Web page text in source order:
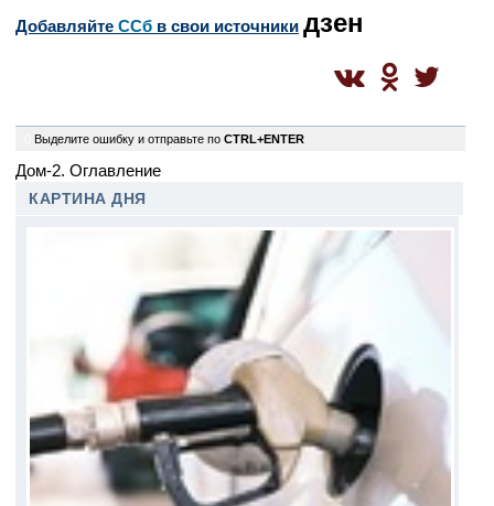
Добавляйте CСб в свои источники дзен
Выделите ошибку и отправьте по CTRL+ENTER
Дом-2. Оглавление
КАРТИНА ДНЯ